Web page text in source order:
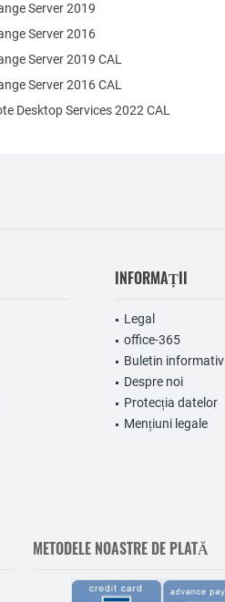
Server 2019
Server 2016
Desktop Services 2022 CAL
Server 2019 CAL
Server 2016 CAL
INFORMAȚII
Legal
office-365
Buletin informativ
Despre noi
Protecția datelor
Mențiuni legale
METODELE NOASTRE DE PLATĂ